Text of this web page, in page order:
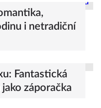
i netradiční
Fantastická
záporačka